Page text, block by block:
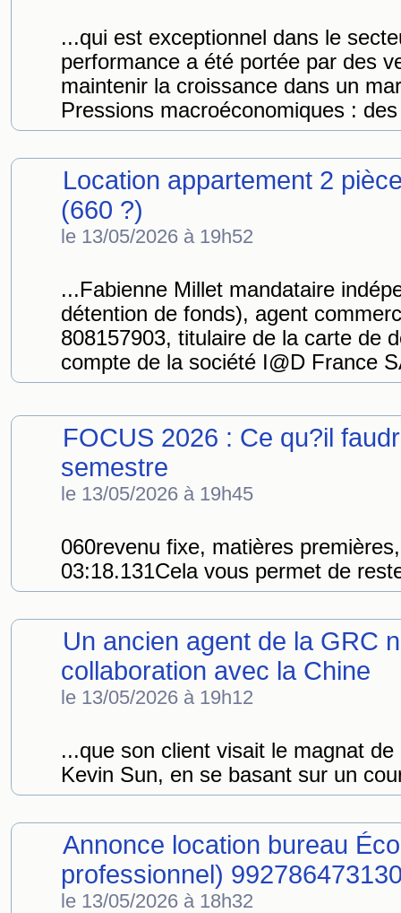
...qui est exceptionnel dans le
performance a été portée par des
maintenir la croissance dans un
Pressions macroéconomiques :
Location appartement 2
(660 ?)
le 13/05/2026 à 19h52
...Fabienne Millet mandataire
détention de fonds), agent
808157903, titulaire de la carte de
compte de la société I@D France
FOCUS 2026 : Ce qu?il
semestre
le 13/05/2026 à 19h45
060revenu fixe, matières
03:18.131Cela vous permet de
Un ancien agent de la GRC
collaboration avec la Chine
le 13/05/2026 à 19h12
...que son client visait le magnat de
Kevin Sun, en se basant sur un
Annonce location bureau
professionnel)
le 13/05/2026 à 18h32